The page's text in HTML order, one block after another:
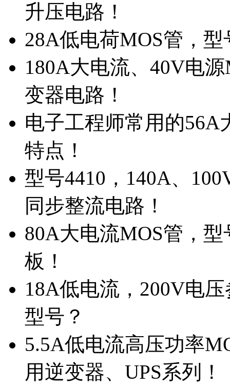
升压电路！
28A低电荷MOS管，
180A大电流、40V电
变器电路！
电子工程师常用的56A
特点！
型号4410，140A、
同步整流电路！
80A大电流MOS管，
板！
18A低电流，200V电
型号？
5.5A低电流高压功率
用逆变器、UPS系列！